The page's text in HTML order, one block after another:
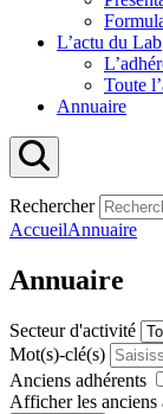
L’actu du Lab
Toute
Annuaire
Rechercher
AccueilAnnuaire
Annuaire
Secteur d'activité
Mot(s)-clé(s)
Anciens adhérents
Afficher les anciens